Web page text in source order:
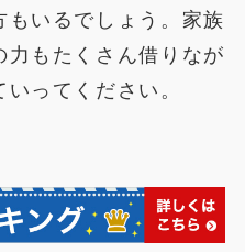
もいるでしょう。家族
力もたくさん借りなが
ってください。